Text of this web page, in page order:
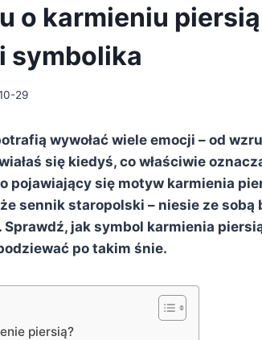
o karmieniu
symbolika
29
wywołać wiele emocji – od
się kiedyś, co właściwie
pojawiający się motyw karmienia
sennik staropolski – niesie ze sobą
jak symbol karmienia
po takim śnie.
piersią?